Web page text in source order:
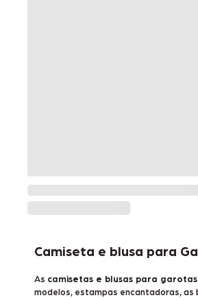
Camiseta e blusa para
As camisetas e blusas para garotas
modelos, estampas encantadoras,